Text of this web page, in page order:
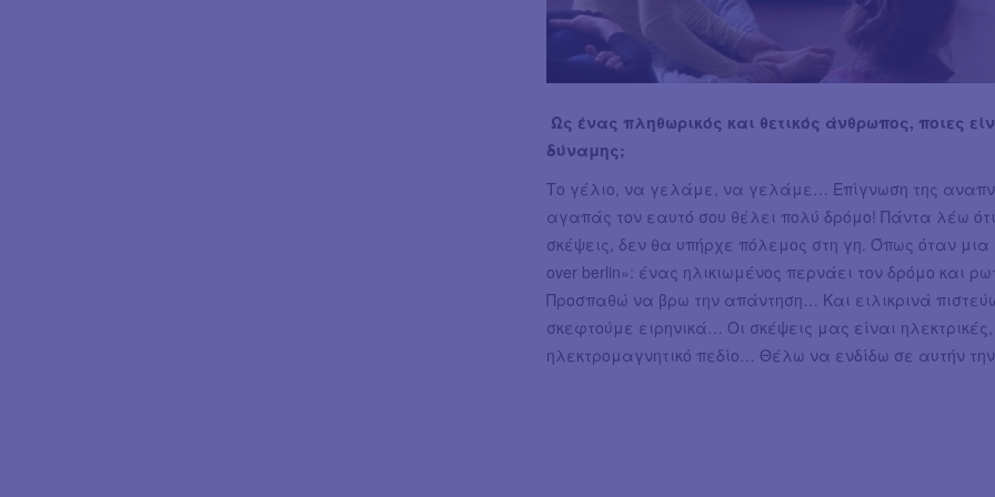
Ως ένας πληθωρικός και θετικός άνθρωπος, ποιες
δύναμης;
Το γέλιο, να γελάμε, να γελάμε… Επίγνωση της
αγαπάς τον εαυτό σου θέλει πολύ δρόμο! Πάντα λέω
σκέψεις, δεν θα υπήρχε πόλεμος στη γη. Όπως όταν μια
over berlin»: ένας ηλικιωμένος περνάει τον δρόμο και
Προσπαθώ να βρω την απάντηση… Και ειλικρινά
σκεφτούμε ειρηνικά… Οι σκέψεις μας είναι
ηλεκτρομαγνητικό πεδίο… Θέλω να ενδίδω σε αυτήν